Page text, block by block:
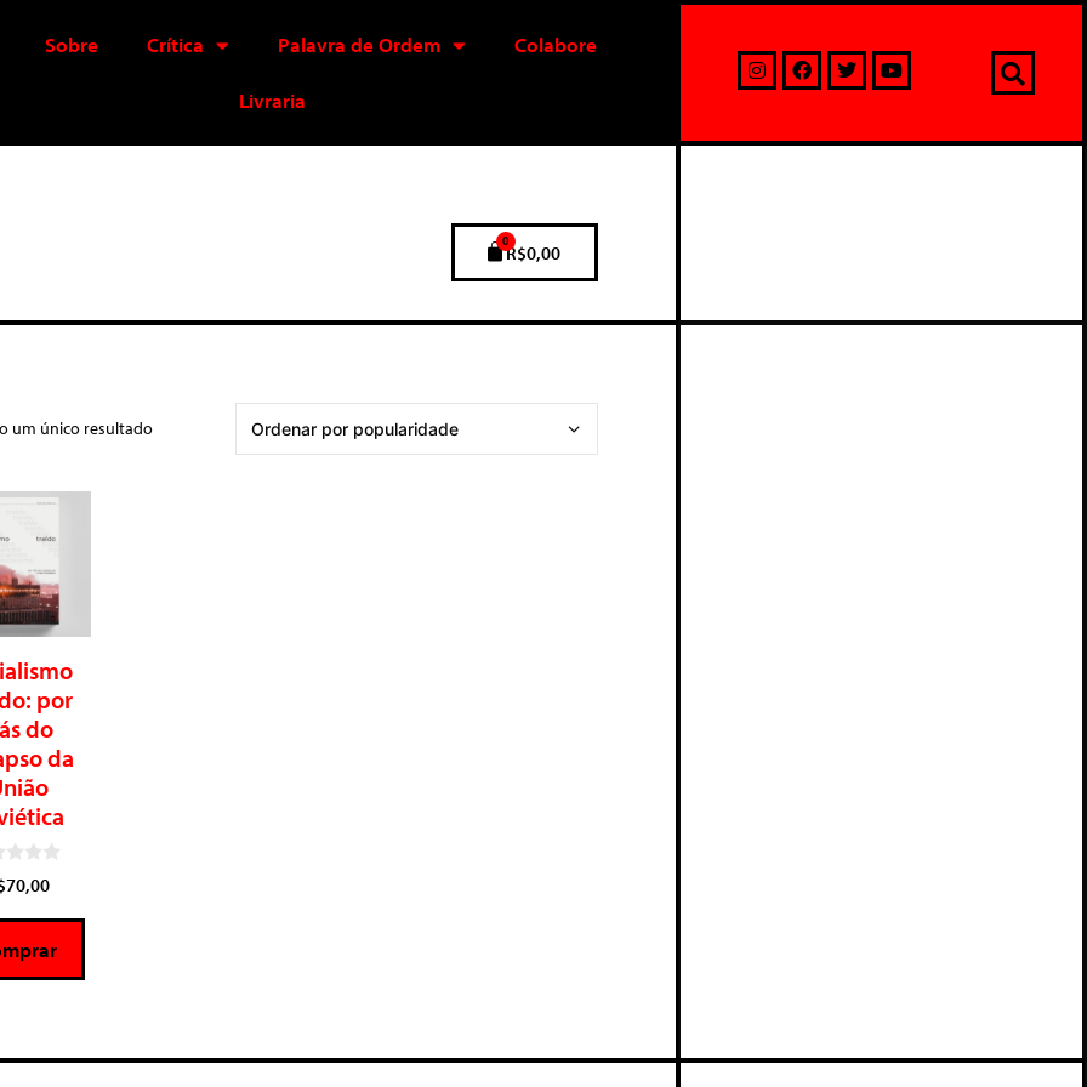
Sobre Crítica Palavra de Ordem Colabore
Livraria
R$0,00
0
um único resultado
por
do
da
70,00